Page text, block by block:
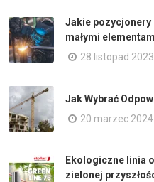
Jakie pozycjonery
małymi
28 listopad 2023
Jak Wybrać
20 marzec 2024
Ekologiczne linia
zielonej